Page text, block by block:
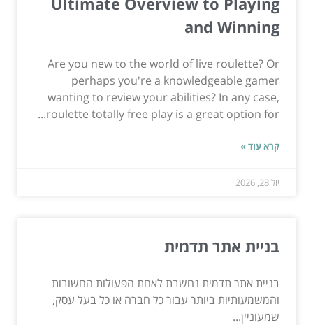
and Winning
Are you new to the world of live roulette? Or
perhaps you're a knowledgeable gamer
wanting to review your abilities? In any case,
roulette totally free play is a great option for...
קרא עוד »
יול 28, 2026
בניית אתר תדמית
בניית אתר תדמית נחשבת לאחת הפעולות החשובות
והמשמעותיות ביותר עבור כל חברה או כל בעל עסק,
שמעוניין...